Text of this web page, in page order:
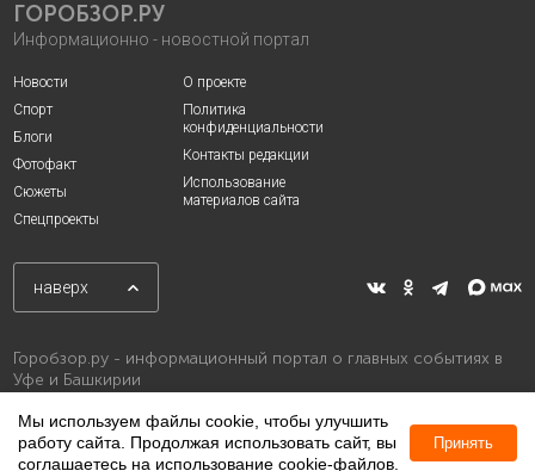
ГОРОБЗОР.РУ
Информационно - новостной портал
Новости
Спорт
Блоги
Фотофакт
Сюжеты
Спецпроекты
О проекте
Политика
конфиденциальности
Контакты редакции
Использование
материалов сайта
наверх
Горобзор.ру - информационный портал о главных событиях в
Уфе и Башкирии
Мы используем файлы cookie, чтобы улучшить
работу сайта. Продолжая использовать сайт, вы
соглашаетесь на использование cookie-файлов.
Принять